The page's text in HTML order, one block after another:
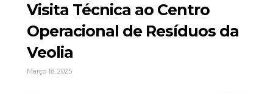
Visita Técnica ao Centro
Operacional de Resíduos da
Veolia
Março 18, 2025